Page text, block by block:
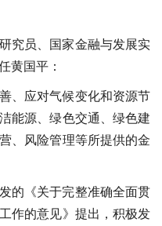
究员、国家金融与发展实
黄国平：
、应对气候变化和资源节
能源、绿色交通、绿色建
、风险管理等所提供的金
的《关于完整准确全面贯
作的意见》提出，积极发